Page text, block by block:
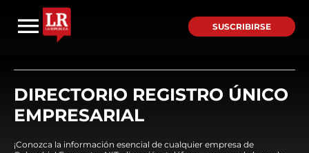
SUSCRIBIRSE
DIRECTORIO REGISTRO ÚNICO
EMPRESARIAL
¡Conozca la información esencial de cualquier empresa de